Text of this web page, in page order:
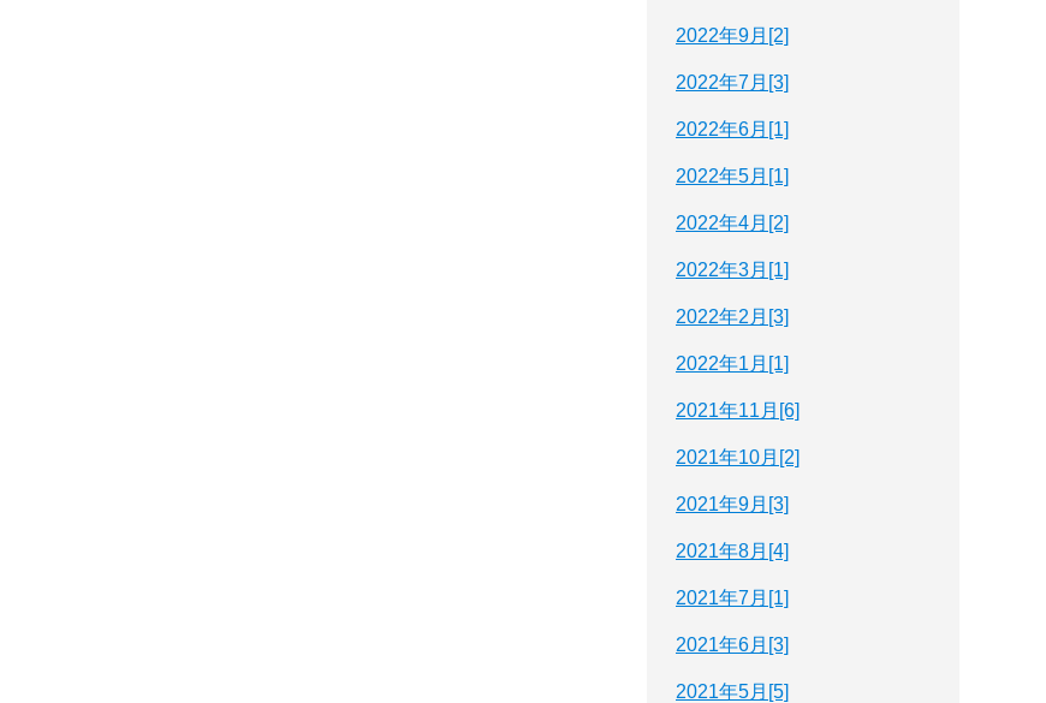
2022年9月[2]
2022年7月[3]
2022年6月[1]
2022年5月[1]
2022年4月[2]
2022年3月[1]
2022年2月[3]
2022年1月[1]
2021年11月[6]
2021年10月[2]
2021年9月[3]
2021年8月[4]
2021年7月[1]
2021年6月[3]
2021年5月[5]